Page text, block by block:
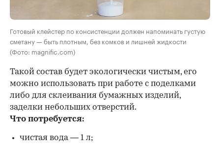
Готовый клейстер по консистенции должен напоминать густую
сметану — быть плотным, без комков и лишней жидкости
(Фото: magnific.com)
Такой состав будет экологически чистым, его
можно использовать при работе с поделками
либо для склеивания бумажных изделий,
заделки небольших отверстий.
Что потребуется:
чистая вода — 1 л;